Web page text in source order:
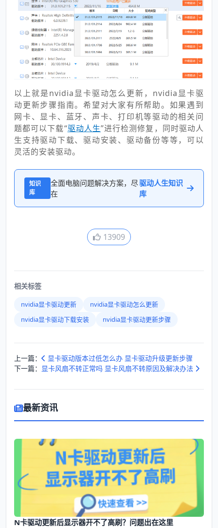
以上就是nvidia显卡驱动怎么更新，nvidia显卡驱
动更新步骤指南。希望对大家有所帮助。如果遇到
网卡、显卡、蓝牙、声卡、打印机等驱动的相关问
题都可以下载“驱动人生”进行检测修复，同时驱动人
生支持驱动下载、驱动安装、驱动备份等等，可以
灵活的安装驱动。
知识
库
全面电脑问题解决方案，尽
在
驱动人生知识
库
13909
相关标签
nvidia显卡驱动更新
nvidia显卡驱动怎么更新
nvidia显卡驱动下载安装
nvidia显卡驱动更新步骤
上一篇：
显卡驱动版本过低怎么办 显卡驱动升级更新步骤
下一篇： 显卡风扇不转正常吗 显卡风扇不转原因及解决办法
最新资讯
N卡驱动更新后显示器开不了高刷？问题出在这里